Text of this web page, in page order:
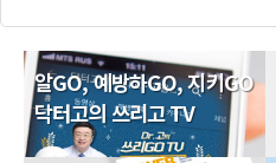
알GO, 예방하GO, 지키GO
닥터고의 쓰리고 TV